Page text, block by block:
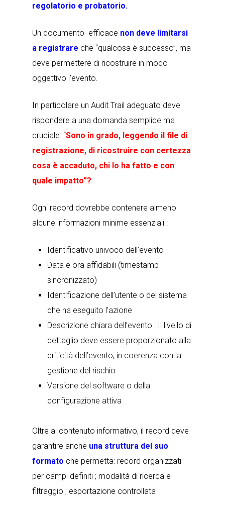
regolatorio e probatorio.
Un documento efficace non deve limitarsi
a registrare che “qualcosa è successo”, ma
deve permettere di ricostruire in modo
oggettivo l’evento.
In particolare un Audit Trail adeguato deve
rispondere a una domanda semplice ma
cruciale: “Sono in grado, leggendo il file di
registrazione, di ricostruire con certezza
cosa è accaduto, chi lo ha fatto e con
quale impatto”?
Ogni record dovrebbe contenere almeno
alcune informazioni minime essenziali :
Identificativo univoco dell’evento
Data e ora affidabili (timestamp
sincronizzato)
Identificazione dell’utente o del sistema
che ha eseguito l’azione
Descrizione chiara dell’evento : Il livello di
dettaglio deve essere proporzionato alla
criticità dell’evento, in coerenza con la
gestione del rischio
Versione del software o della
configurazione attiva
Oltre al contenuto informativo, il record deve
garantire anche una struttura del suo
formato che permetta: record organizzati
per campi definiti ; modalità di ricerca e
filtraggio ; esportazione controllata